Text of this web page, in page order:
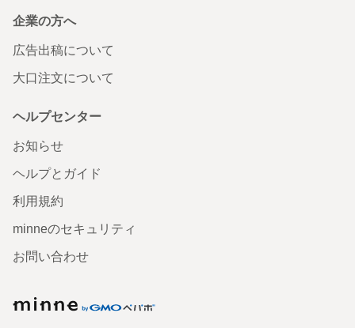
企業の方へ
広告出稿について
大口注文について
ヘルプセンター
お知らせ
ヘルプとガイド
利用規約
minneのセキュリティ
お問い合わせ